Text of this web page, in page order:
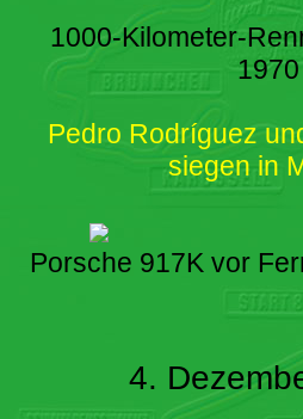
1000-Kilometer-
1970
Pedro Rodríguez
siegen in
Porsche 917K vor
4.